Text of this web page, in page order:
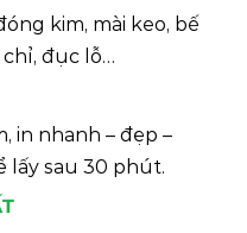
kim, mài keo, bế
đục lỗ…
in nhanh – đẹp –
lấy sau 30 phút.